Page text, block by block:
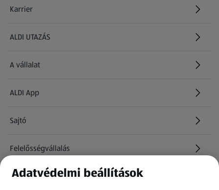
Karrier
(új oldalon nyílik meg)
ALDI UTAZÁS
(új oldalon nyílik meg)
A vállalat
ALDI App
Sajtó
Felelősségvállalás
Információk
Adatvédelmi beállítások